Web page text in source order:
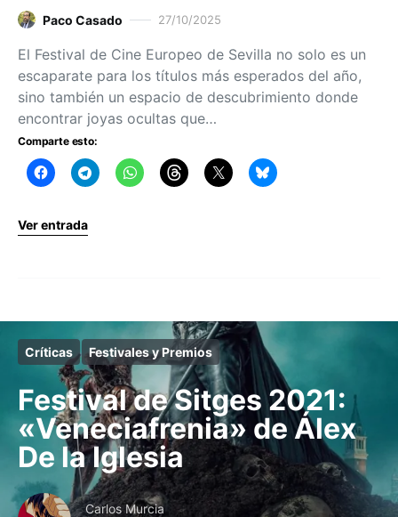
Paco Casado 27/10/2025
El Festival de Cine Europeo de Sevilla no solo es un
escaparate para los títulos más esperados del año,
sino también un espacio de descubrimiento donde
encontrar joyas ocultas que…
Comparte esto:
Ver entrada
Críticas Festivales y Premios
Festival de Sitges 2021:
«Veneciafrenia» de Álex
De la Iglesia
Carlos Murcia